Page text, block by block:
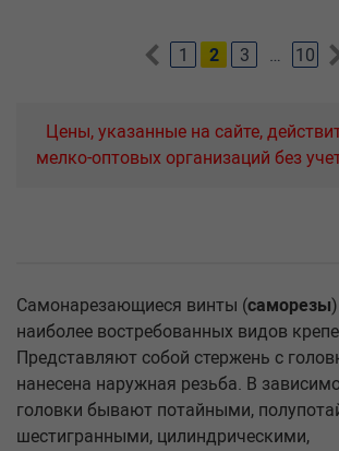
1 2 3 … 10
Цены, указанные на сайте,
мелко-оптовых организаций без
Самонарезающиеся винты (саморезы
наиболее востребованных видов
Представляют собой стержень с
нанесена наружная резьба. В
головки бывают потайными,
шестигранными, цилиндрическими,